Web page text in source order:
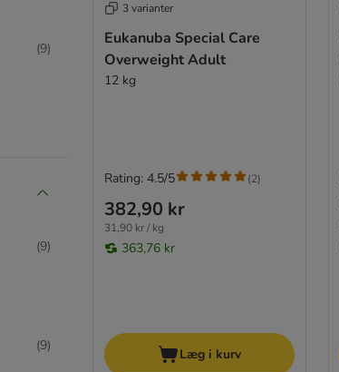
(9)
(9)
(9)
3 varianter
Eukanuba Special Care
Overweight Adult
12 kg
382,90 kr
31,90 kr / kg
363,76 kr
Rating: 4.5/5 (2)
Læg i kurv